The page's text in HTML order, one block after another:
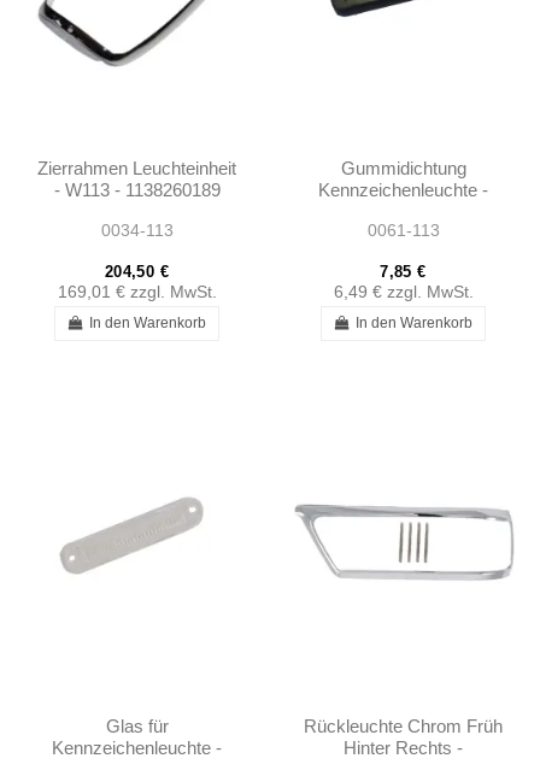
Zierrahmen Leuchteinheit
- W113 - 1138260189
0034-113
204,50 €
169,01 € zzgl. MwSt.
In den Warenkorb
Gummidichtung
Kennzeichenleuchte -
0061-113
7,85 €
6,49 € zzgl. MwSt.
In den Warenkorb
Glas für
Kennzeichenleuchte -
Rückleuchte Chrom Früh
Hinter Rechts -